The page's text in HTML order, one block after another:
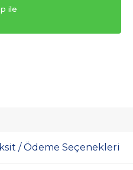
ile
/ Ödeme Seçenekleri